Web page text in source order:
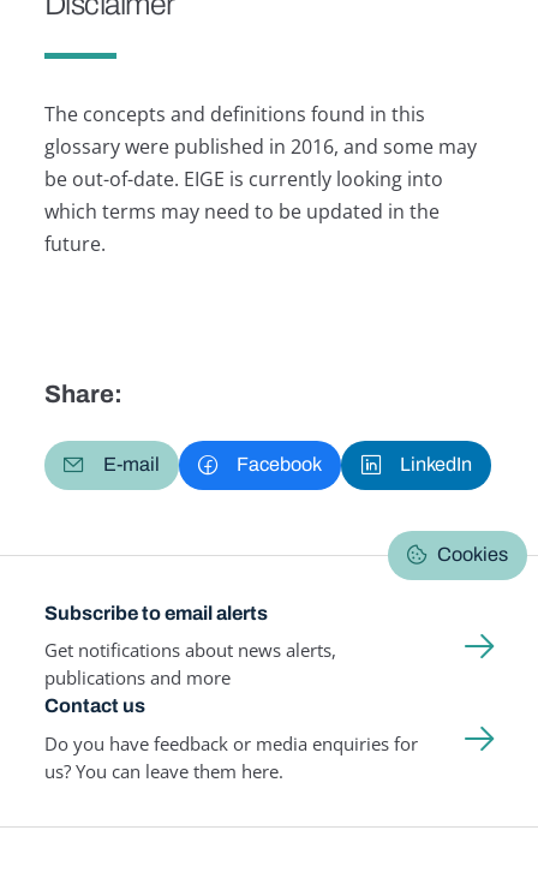
The concepts and definitions found in this
glossary were published in 2016, and some may
be out-of-date. EIGE is currently looking into
which terms may need to be updated in the
future.
Share:
E-mail Facebook LinkedIn
Cookies
Subscribe to email alerts
Get notifications about news alerts,
publications and more
Contact us
Do you have feedback or media enquiries for
us? You can leave them here.